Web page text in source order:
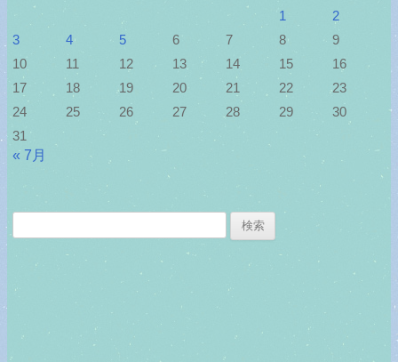
1
2
3
4 5 6 7 8
9
10
11 12 13 14 15
16
17
18 19 20 21 22
23
24
25 26 27 28 29
30
31
« 7月